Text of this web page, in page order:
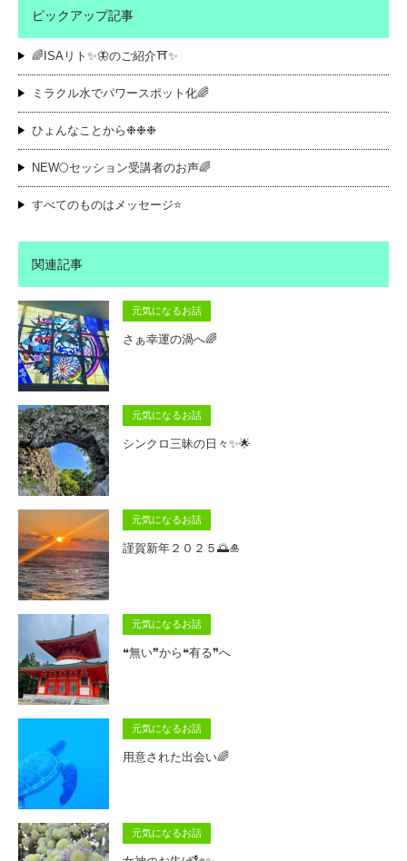
ピックアップ記事
🌈ISAリト✨🦋のご紹介⛩️✨
ミラクル水でパワースポット化🌈
ひょんなことから❉❉❉
NEW🌕セッション受講者のお声🌈
すべてのものはメッセージ⭐️
関連記事
元気になるお話
さぁ幸運の渦へ🌈
元気になるお話
シンクロ三昧の日々✨🌟
元気になるお話
謹賀新年２０２５🌅🎍
元気になるお話
❝無い❞から❝有る❞へ
元気になるお話
用意された出会い🌈
元気になるお話